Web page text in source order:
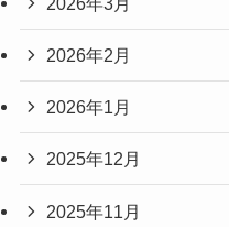
2026年2月
2026年1月
2025年12月
2025年11月